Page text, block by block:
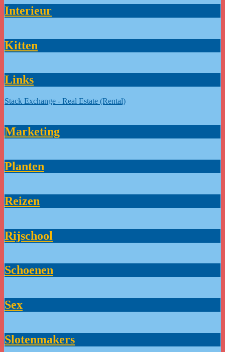
Interieur
Kitten
Links
Stack Exchange - Real Estate (Rental)
Marketing
Planten
Reizen
Rijschool
Schoenen
Sex
Slotenmakers